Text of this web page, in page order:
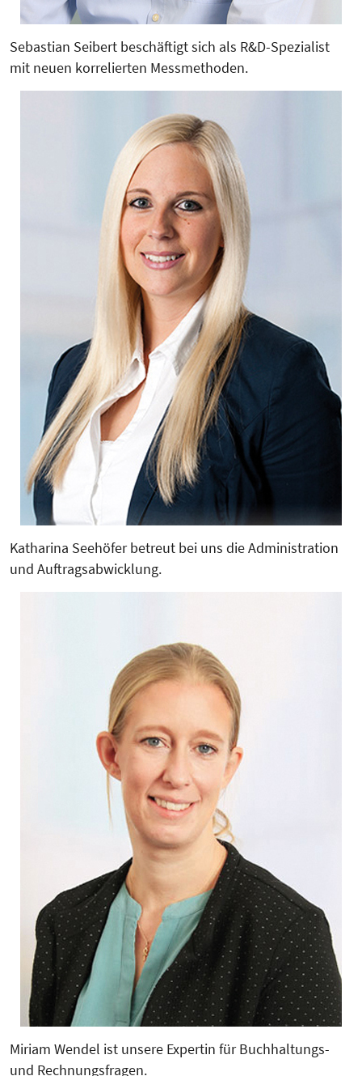
Sebastian Seibert beschäftigt sich als R&D-Spezialist
mit neuen korrelierten Messmethoden.
Katharina Seehöfer betreut bei uns die Administration
und Auftragsabwicklung.
Miriam Wendel ist unsere Expertin für Buchhaltungs-
und Rechnungsfragen.